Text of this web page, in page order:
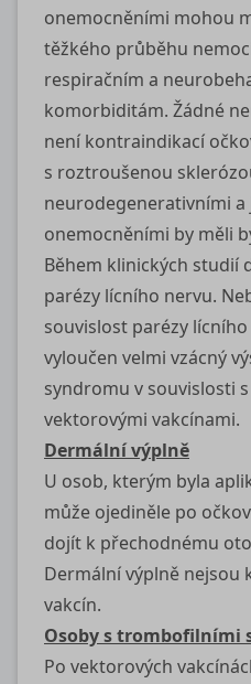
onemocněními mohou
těžkého průběhu
respiračním a
komorbiditám. Žádné
není kontraindikací
s roztroušenou
neurodegenerativními
onemocněními by měli
Během klinických studií
parézy lícního nervu.
souvislost parézy
vyloučen velmi vzácný
syndromu v souvislosti
vektorovými vakcínami.
Dermální výplně
U osob, kterým byla
může ojediněle po
dojít k přechodnému
Dermální výplně nejsou
vakcín.
Osoby s trombofilními
Po vektorových